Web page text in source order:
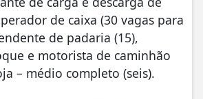
de caixa (30 vagas para
de padaria (15),
e motorista de caminhão
– médio completo (seis).